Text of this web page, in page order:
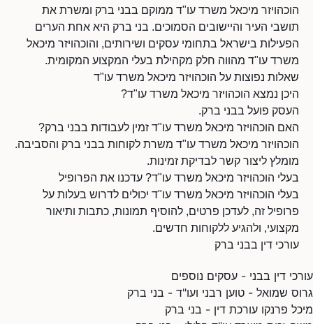
הוכהויזר מיכאל משרד עו"ד ממוקם בבני ברק ומשרת את
תושבי העיר והיישובים הסמוכים. בני ברק היא אחת הערים
הפעילות בישראל בתחומי עסקים ושירותים, והוכהויזר מיכאל
משרד עו"ד מהווה חלק מקהילת בעלי המקצוע המקומית.
שאלות נפוצות על הוכהויזר מיכאל משרד עו"ד
היכן נמצא הוכהויזר מיכאל משרד עו"ד?
העסק פועל בבני ברק.
האם הוכהויזר מיכאל משרד עו"ד זמין לעבודות בבני ברק?
הוכהויזר מיכאל משרד עו"ד משרת לקוחות בבני ברק והסביבה.
מומלץ ליצור קשר לבדיקת זמינות.
בעלי הוכהויזר מיכאל משרד עו"ד? עדכנו את הפרופיל
בעלי הוכהויזר מיכאל משרד עו"ד יכולים לדרוש בעלות על
פרופיל זה, לעדכן פרטים, להוסיף תמונות, כתבות ותיאור
מקצועי, ולהגיע ללקוחות חדשים.
עורכי דין בבני ברק
עורכי דין בבני - עסקים נוספים
גרוס שמואל - טוען רבני ועו"ד - בני ברק
מיכל פרנקו עורכת דין - בני ברק